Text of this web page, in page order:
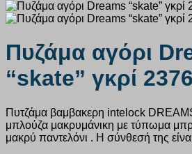
Πυζάμα αγόρι
“skate” γκρί
Πυτζάμα βαμβακερη intelock
μπλούζα μακρυμάνικη με τύπωμα
μακρύ παντελόνι . Η σύνθεσή της